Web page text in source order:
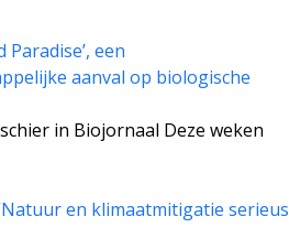
Paradise’, een
aanval op biologische
in Biojornaal Deze weken
en klimaatmitigatie serieus